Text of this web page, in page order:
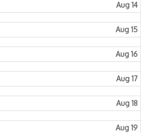
Aug 14
Aug 15
Aug 16
Aug 17
Aug 18
Aug 19